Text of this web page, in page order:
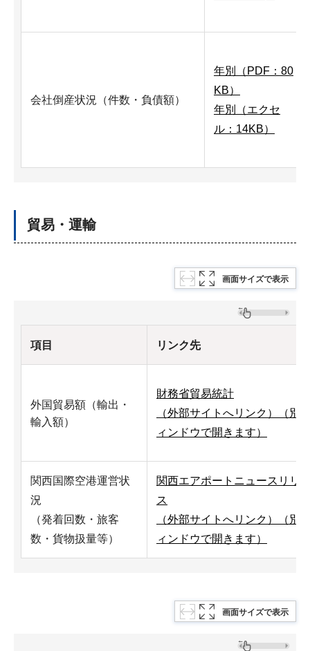
会社倒産状況（件数・負債額）
年別（PDF：80
KB）
年別（エクセ
ル：14KB）
貿易・運輸
画面サイズで表示
項目 リンク先
外国貿易額（輸出・
輸入額）
財務省貿易統計
（外部サイトへリンク）（別
ィンドウで開きます）
関西国際空港運営状
況
（発着回数・旅客
数・貨物扱量等）
関西エアポートニュースリリ
ス
（外部サイトへリンク）（別
ィンドウで開きます）
画面サイズで表示